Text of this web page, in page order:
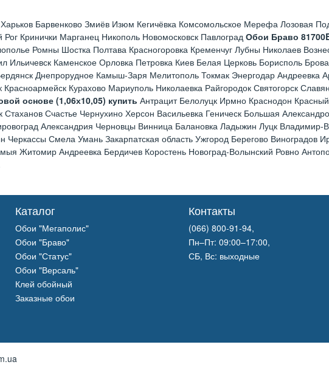
Харьков Барвенково Змиёв Изюм Кегичёвка Комсомольское Мерефа Лозовая
Кринички Марганец Никополь Новомосковск Павлоград Обои Браво
Ромны Шостка Полтава Красногоровка Кременчуг Лубны Николаев
Ильичевск Каменское Орловка Петровка Киев Белая Церковь Борисполь
Днепрорудное Камыш-Заря Мелитополь Токмак Энергодар Андреевка
Красноармейск Курахово Мариуполь Николаевка Райгородок Святогорск
основе (1,06х10,05) купить Антрацит Белолуцк Ирмно Краснодон
Счастье Чернухино Херсон Васильевка Геническ Большая
Александрия Черновцы Винница Балановка Ладыжин Луцк Владимир-
Смела Умань Закарпатская область Ужгород Берегово Виноградов
Житомир Андреевка Бердичев Коростень Новоград-Волынский Ровно
Каталог
Обои "Мегаполис"
Обои "Браво"
Обои "Статус"
Обои "Версаль"
Клей обойный
Заказные обои
Контакты
(066) 800-91-94,
Пн–Пт: 09:00–17:00,
СБ, Вс: выходные